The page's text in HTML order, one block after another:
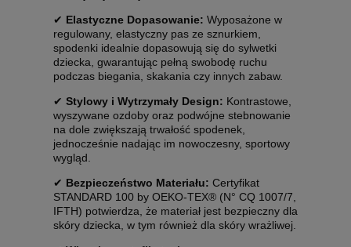
✔ Elastyczne Dopasowanie: Wyposażone w
regulowany, elastyczny pas ze sznurkiem,
spodenki idealnie dopasowują się do sylwetki
dziecka, gwarantując pełną swobodę ruchu
podczas biegania, skakania czy innych zabaw.
✔ Stylowy i Wytrzymały Design: Kontrastowe,
wyszywane ozdoby oraz podwójne stebnowanie
na dole zwiększają trwałość spodenek,
jednocześnie nadając im nowoczesny, sportowy
wygląd.
✔ Bezpieczeństwo Materiału: Certyfikat
STANDARD 100 by OEKO-TEX® (N° CQ 1007/7,
IFTH) potwierdza, że materiał jest bezpieczny dla
skóry dziecka, w tym również dla skóry wrażliwej.